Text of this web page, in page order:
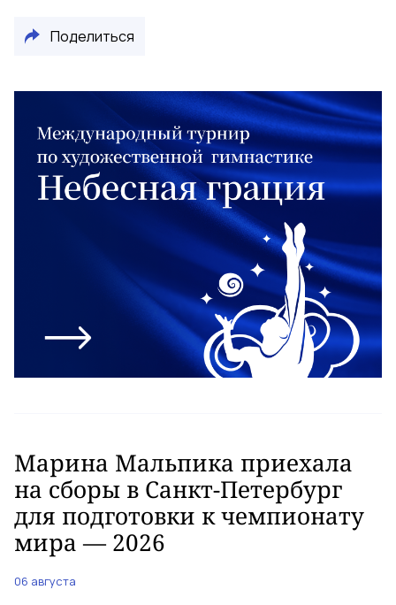
Поделиться
Марина Мальпика приехала
на сборы в Санкт-Петербург
для подготовки к чемпионату
мира — 2026
06 августа